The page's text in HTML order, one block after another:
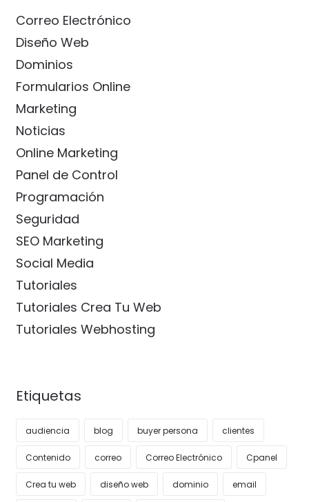
Correo Electrónico
Diseño Web
Dominios
Formularios Online
Marketing
Noticias
Online Marketing
Panel de Control
Programación
Seguridad
SEO Marketing
Social Media
Tutoriales
Tutoriales Crea Tu Web
Tutoriales Webhosting
Etiquetas
audiencia blog buyer persona clientes
Contenido correo Correo Electrónico Cpanel
Crea tu web diseño web dominio email